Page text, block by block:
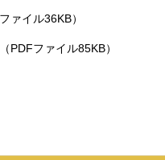
ァイル36KB）
（PDFファイル85KB）